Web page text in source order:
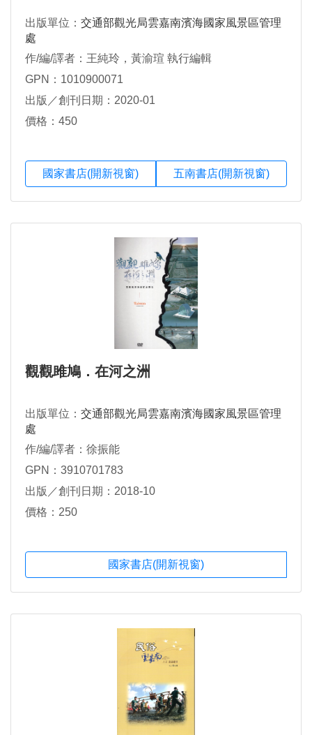
出版單位： 交通部觀光局雲嘉南濱海國家風景區管理
處
作/編/譯者：王純玲，黃渝瑄 執行編輯
GPN：1010900071
出版／創刊日期：2020-01
價格：450
國家書店(開新視窗) 五南書店(開新視窗)
觀觀雎鳩．在河之洲
出版單位： 交通部觀光局雲嘉南濱海國家風景區管理
處
作/編/譯者：徐振能
GPN：3910701783
出版／創刊日期：2018-10
價格：250
國家書店(開新視窗)